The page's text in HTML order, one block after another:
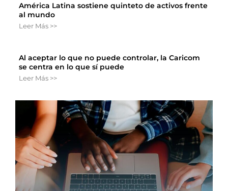
América Latina sostiene quinteto de activos frente
al mundo
Leer Más >>
Al aceptar lo que no puede controlar, la Caricom
se centra en lo que sí puede
Leer Más >>